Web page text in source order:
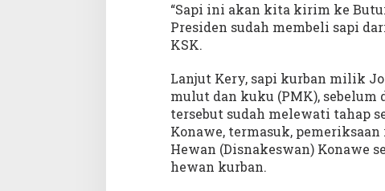
“Sapi ini akan kita kirim ke
Presiden sudah membeli sapi
KSK.
Lanjut Kery, sapi kurban milik
mulut dan kuku (PMK),
tersebut sudah melewati tahap
Konawe, termasuk,
Hewan (Disnakeswan) Konawe
hewan kurban.